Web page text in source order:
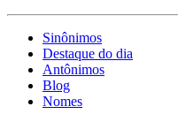
Sinônimos
Destaque do dia
Antônimos
Blog
Nomes